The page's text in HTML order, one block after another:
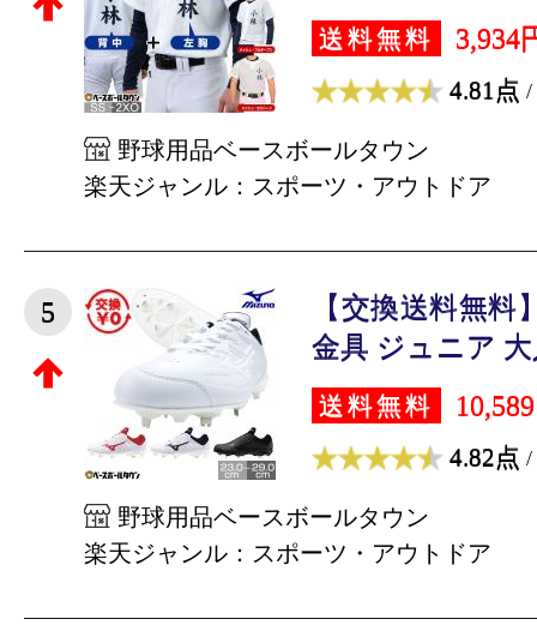
送料無料 3,934
4.81点 /
野球用品ベースボールタウン
楽天ジャンル：スポーツ・アウトドア
5
【交換送料無
金具 ジュニア 大
送料無料
4.82点 /
野球用品ベースボールタウン
楽天ジャンル：スポーツ・アウトドア